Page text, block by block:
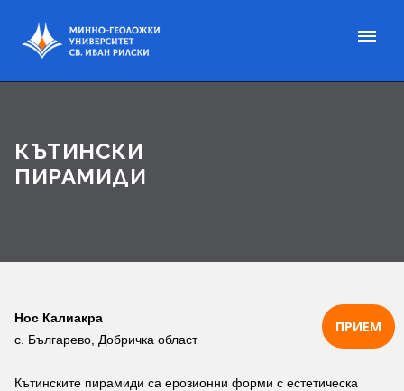
ПРИЕМ
КЪТИНСКИ
ПИРАМИДИ
Нос Калиакра
с. Българево, Добричка област
Кътинските пирамиди са ерозионни форми с естетическа